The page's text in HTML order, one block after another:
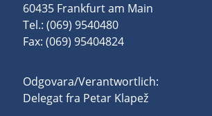
60435 Frankfurt am Main
Tel.: (069) 9540480
Fax: (069) 95404824
Odgovara/Verantwortlich:
Delegat fra Petar Klapež